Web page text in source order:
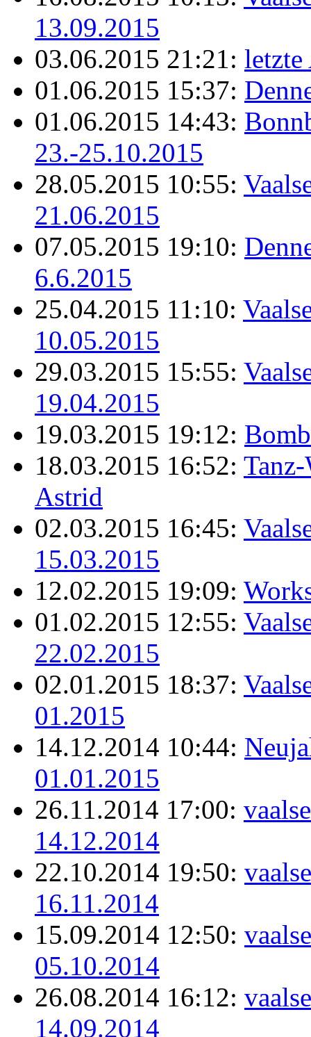
13.09.2015
03.06.2015 21:21:
01.06.2015 15:37:
01.06.2015 14:43:
23.-25.10.2015
28.05.2015 10:55:
21.06.2015
07.05.2015 19:10:
6.6.2015
25.04.2015 11:10:
10.05.2015
29.03.2015 15:55:
19.04.2015
19.03.2015 19:12:
18.03.2015 16:52:
Astrid
02.03.2015 16:45:
15.03.2015
12.02.2015 19:09:
01.02.2015 12:55:
22.02.2015
02.01.2015 18:37:
01.2015
14.12.2014 10:44:
01.01.2015
26.11.2014 17:00:
14.12.2014
22.10.2014 19:50:
16.11.2014
15.09.2014 12:50:
05.10.2014
26.08.2014 16:12:
14.09.2014